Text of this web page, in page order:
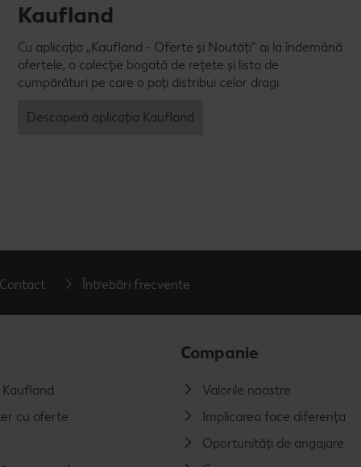
Kaufland
Cu aplicația „Kaufland - Oferte și Noutăți” ai la îndemână
ofertele, o colecție bogată de rețete și lista de
cumpărături pe care o poți distribui celor dragi.
Descoperă aplicația Kaufland
Contact Întrebări frecvente
cu oferte
Companie
Valorile noastre
Implicarea face diferența
Oportunități de angajare